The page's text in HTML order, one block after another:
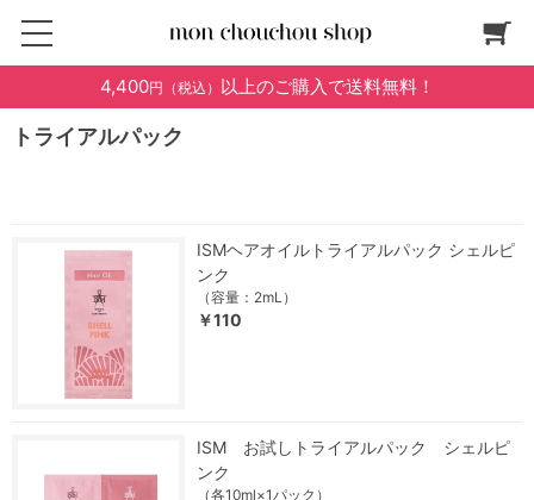
4,400円（税込） 以上のご購入で送料無料！
トライアルパック
ISMヘアオイルトライアルパック シェルピ
ンク
（容量：2mL）
￥110
ISM お試しトライアルパック シェルピ
ンク
（各10ml×1パック）